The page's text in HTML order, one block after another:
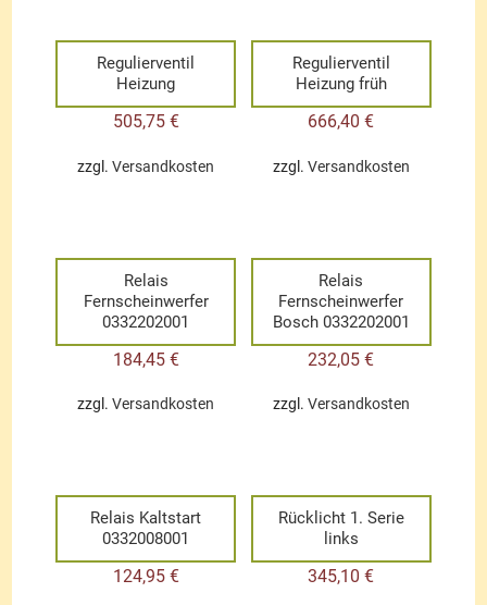
Regulierventil
Heizung
505,75 €
zzgl.Versandkosten
Regulierventil
Heizung früh
666,40€
zzgl. Versandkosten
Relais
Fernscheinwerfer
0332202001
184,45 €
zzgl.Versandkosten
Relais
Fernscheinwerfer
Bosch 0332202001
232,05€
zzgl. Versandkosten
Relais Kaltstart
0332008001
124,95 €
Rücklicht 1. Serie
links
345,10€